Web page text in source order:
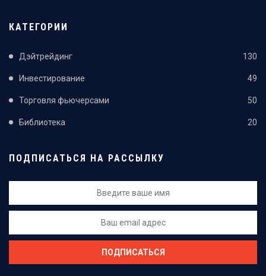
КАТЕГОРИИ
Дэйтрейдинг 130
Инвестирование 49
Торговля фьючерсами 50
Библиотека 20
ПОДПИСАТЬСЯ НА РАССЫЛКУ